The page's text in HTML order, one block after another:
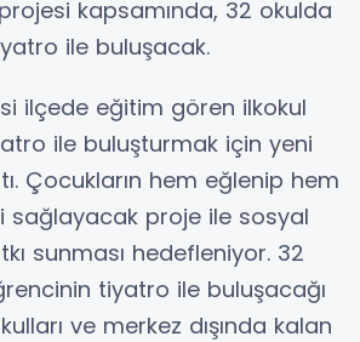
kapsamında, 32 okulda
ile buluşacak.
ilçede eğitim gören ilkokul
ile buluşturmak için yeni
Çocukların hem eğlenip hem
sağlayacak proje ile sosyal
sunması hedefleniyor. 32
tiyatro ile buluşacağı
ve merkez dışında kalan